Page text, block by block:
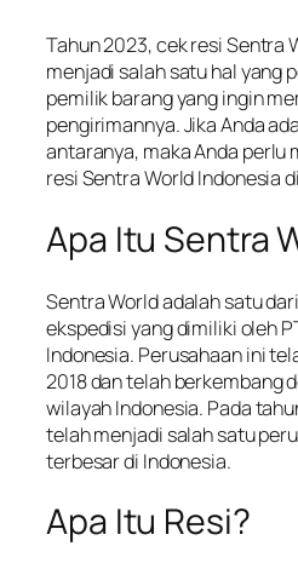
Tahun 2023, cek resi Sentra
menjadi salah satu hal yang
pemilik barang yang ingin
pengirimannya. Jika Anda
antaranya, maka Anda perlu
resi Sentra World Indonesia
Apa Itu Sentra
Sentra World adalah satu
ekspedisi yang dimiliki oleh
Indonesia. Perusahaan ini
2018 dan telah berkembang
wilayah Indonesia. Pada
telah menjadi salah satu
terbesar di Indonesia.
Apa Itu Resi?